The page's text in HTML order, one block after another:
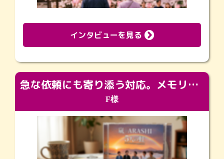
インタビューを見る
急な依頼にも寄り添う対応。メモリアルコーナーで振り返る大切な日々
F様